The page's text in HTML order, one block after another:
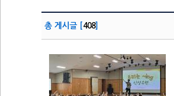
총 게시글 [ 408]